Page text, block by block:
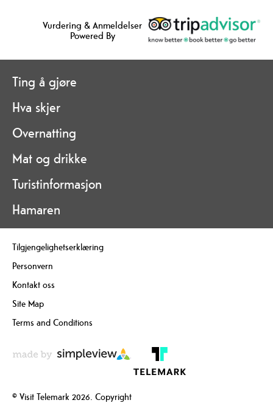
Vurdering & Anmeldelser
Powered By
Ting å gjøre
Hva skjer
Overnatting
Mat og drikke
Turistinformasjon
Hamaren
Tilgjengelighetserklæring
Personvern
Kontakt oss
Site Map
Terms and Conditions
© Visit Telemark 2026. Copyright